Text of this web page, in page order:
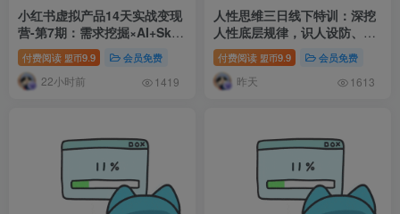
小红书虚拟产品14天实战变现
营-第7期：需求挖掘×AI+Skill
原创×产品矩阵×内容笔记×一
人公司进阶×全链路
付费阅读 盟币9.9 会员免费
22小时前 1419
人性思维三日线下特训：深挖
人性底层规律，识人设防、布
局变现抓流量风口
付费阅读 盟币9.9 会员免费
昨天 1613